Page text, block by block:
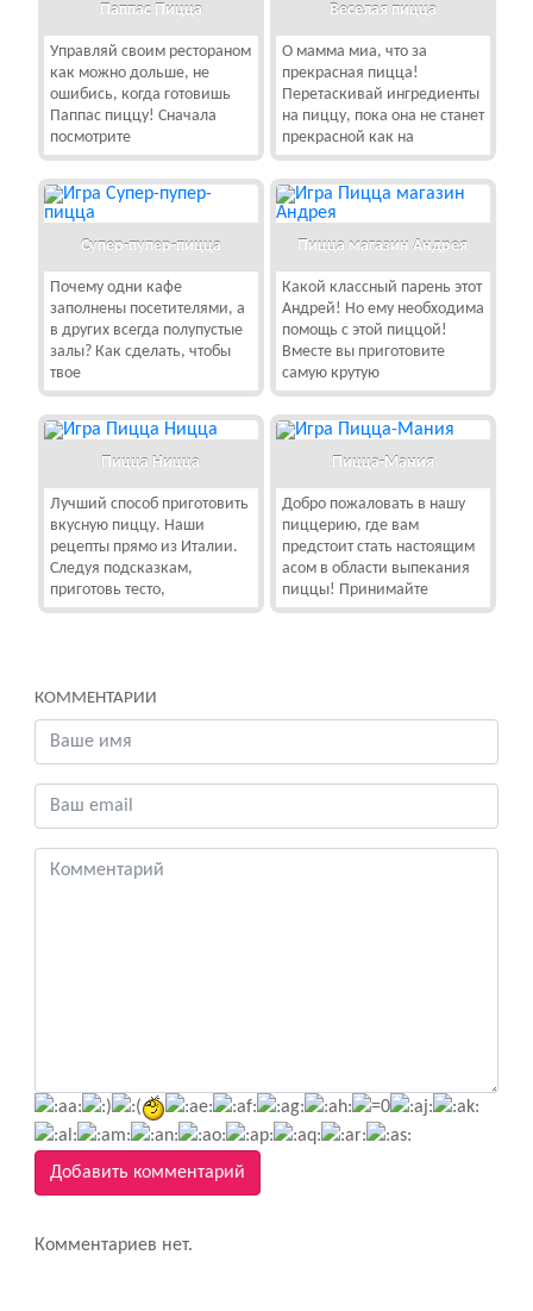
Паппас Пицца
Управляй своим рестораном
как можно дольше, не
ошибись, когда готовишь
Паппас пиццу! Сначала
посмотрите
Веселая пицца
О мамма миа, что за
прекрасная пицца!
Перетаскивай ингредиенты
на пиццу, пока она не станет
прекрасной как на
Супер-пупер-пицца
Почему одни кафе
заполнены посетителями, а
в других всегда полупустые
залы? Как сделать, чтобы
твое
Пицца магазин Андрея
Какой классный парень этот
Андрей! Но ему необходима
помощь с этой пиццой!
Вместе вы приготовите
самую крутую
Пицца Ницца
Лучший способ приготовить
вкусную пиццу. Наши
рецепты прямо из Италии.
Следуя подсказкам,
приготовь тесто,
Пицца-Мания
Добро пожаловать в нашу
пиццерию, где вам
предстоит стать настоящим
асом в области выпекания
пиццы! Принимайте
КОММЕНТАРИИ
Добавить комментарий
Комментариев нет.